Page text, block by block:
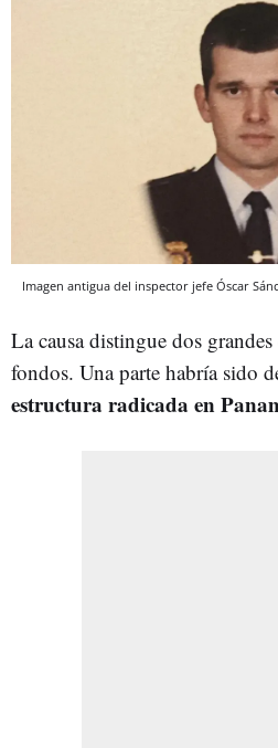
Imagen antigua del inspector jefe Óscar
La causa distingue dos grandes
fondos. Una parte habría sido
estructura radicada en